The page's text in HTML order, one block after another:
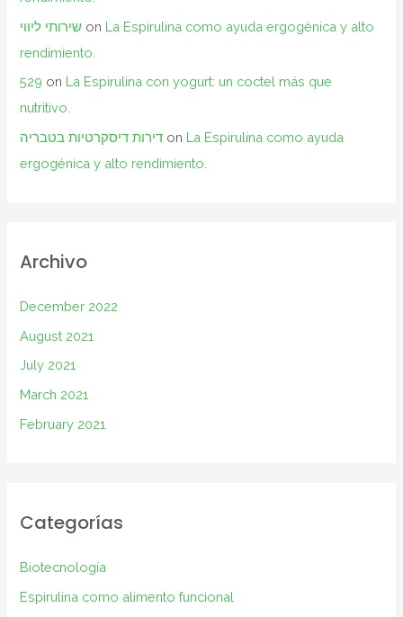
שירותי ליווי on La Espirulina como ayuda ergogénica y alto
rendimiento.
529 on La Espirulina con yogurt: un coctel más que
nutritivo.
דירות דיסקרטיות בטבריה on La Espirulina como ayuda
ergogénica y alto rendimiento.
Archivo
December 2022
August 2021
July 2021
March 2021
February 2021
Categorías
Biotecnología
Espirulina como alimento funcional